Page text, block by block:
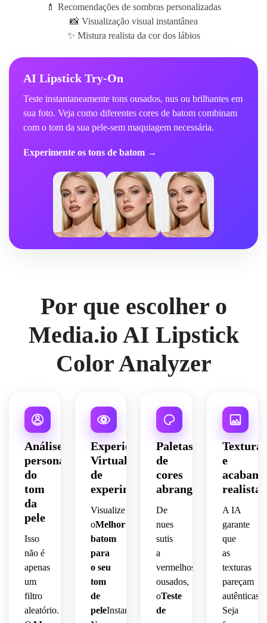
💄 Recomendações de sombras personalizadas
📸 Visualização visual instantânea
✨ Mistura realista da cor dos lábios
AI Lipstick Try-On
Teste instantaneamente tons ousados, nus ou brilhantes em
sua foto. Veja como diferentes cores de batom combinam
com o tom da sua pele-sem maquiagem necessária.
Experimente os tons de batom →
Por que escolher o
Media.io AI Lipstick
Color Analyzer
Análise
personalizada
do
tom
da
pele
Isso
não é
apenas
um
filtro
aleatório.
Experiência
Virtual
de
experimentação
Visualize
oMelhor
batom
para
o seu
tom
de
peleInstantaneamente.
Paletas
de
cores
abrangentes
De
nues
sutis
a
vermelhos
ousados,
oTeste
de
Textura
e
realistas
A IA
garante
que
as
texturas
pareçam
autênticas.
Seja